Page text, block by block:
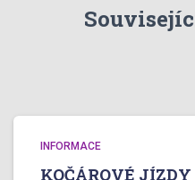
INFORMACE
KOČÁROVÉ